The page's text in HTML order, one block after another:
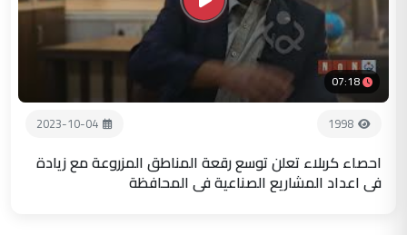
07:18
1998
2023-10-04
احصاء كربلاء تعلن توسع رقعة المناطق المزروعة مع زيادة
في اعداد المشاريع الصناعية في المحافظة